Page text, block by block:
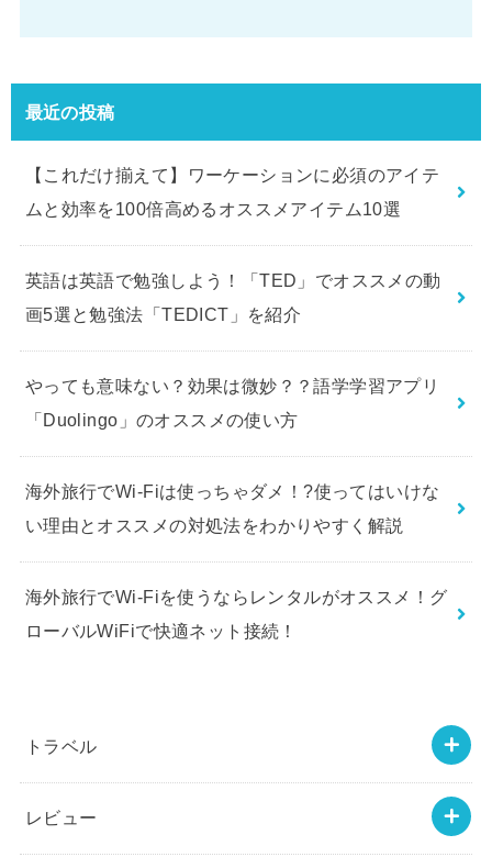
最近の投稿
【これだけ揃えて】ワーケーションに必須のアイテ
ムと効率を100倍高めるオススメアイテム10選
英語は英語で勉強しよう！「TED」でオススメの動
画5選と勉強法「TEDICT」を紹介
やっても意味ない？効果は微妙？？語学学習アプリ
「Duolingo」のオススメの使い方
海外旅行でWi-Fiは使っちゃダメ！?使ってはいけな
い理由とオススメの対処法をわかりやすく解説
海外旅行でWi-Fiを使うならレンタルがオススメ！グ
ローバルWiFiで快適ネット接続！
トラベル
レビュー